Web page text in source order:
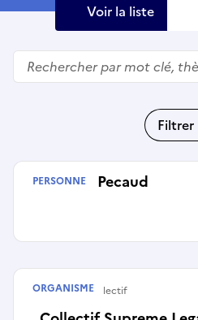
Voir la liste
Rechercher
Filtrer
Mickaël Pecaud
PERSONNE
Artiste ou collectif
ORGANISME